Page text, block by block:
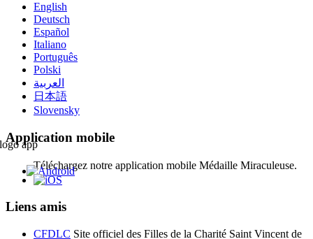
English
Deutsch
Español
Italiano
Português
Polski
العربية
日本語
Slovensky
Application mobile
Téléchargez notre application mobile Médaille Miraculeuse.
Liens amis
CFDLC Site officiel des Filles de la Charité Saint Vincent de